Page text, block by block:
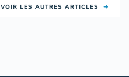
VOIR LES AUTRES ARTICLES ➜